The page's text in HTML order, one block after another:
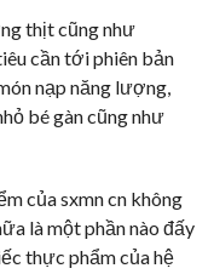
thịt cũng như
cần tới phiên bản
nạp năng lượng,
bé gàn cũng như
của sxmn cn không
là một phần nào đấy
thực phẩm của hệ